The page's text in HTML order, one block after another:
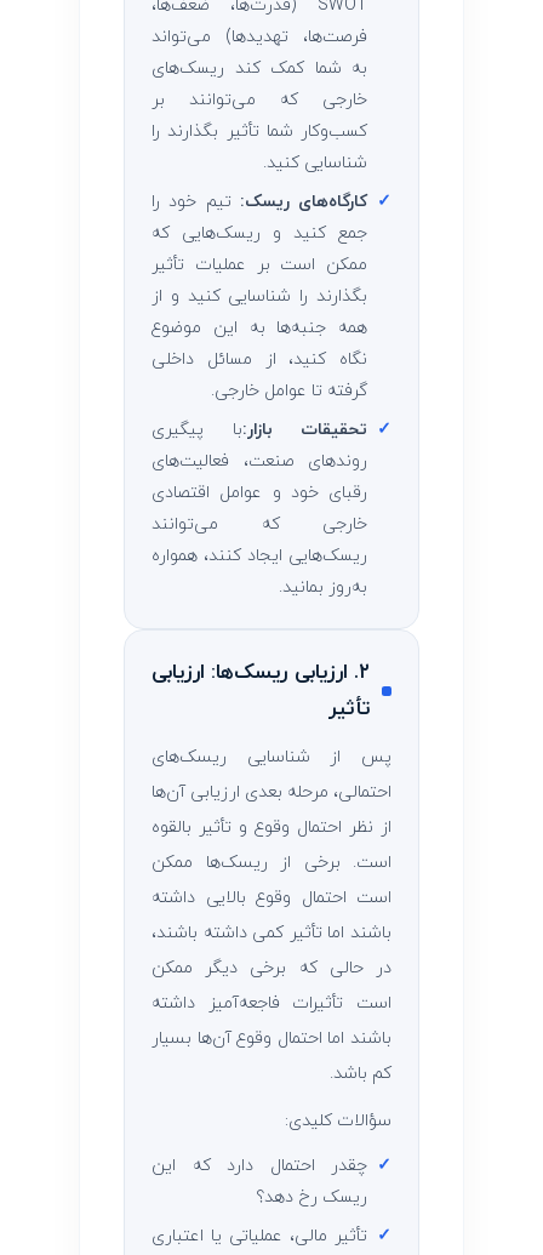
SWOT (قدرت‌ها، ضعف‌ها،
فرصت‌ها، تهدیدها) می‌تواند
به شما کمک کند ریسک‌های
خارجی که می‌توانند بر
کسب‌وکار شما تأثیر بگذارند را
شناسایی کنید.
✓ کارگاه‌های ریسک: تیم خود را
جمع کنید و ریسک‌هایی که
ممکن است بر عملیات تأثیر
بگذارند را شناسایی کنید و از
همه جنبه‌ها به این موضوع
نگاه کنید، از مسائل داخلی
گرفته تا عوامل خارجی.
✓ تحقیقات بازار:با پیگیری
روندهای صنعت، فعالیت‌های
رقبای خود و عوامل اقتصادی
خارجی که می‌توانند
ریسک‌هایی ایجاد کنند، همواره
به‌روز بمانید.
۲. ارزیابی ریسک‌ها: ارزیابی
تأثیر
پس از شناسایی ریسک‌های
احتمالی، مرحله بعدی ارزیابی آن‌ها
از نظر احتمال وقوع و تأثیر بالقوه
است. برخی از ریسک‌ها ممکن
است احتمال وقوع بالایی داشته
باشند اما تأثیر کمی داشته باشند،
در حالی که برخی دیگر ممکن
است تأثیرات فاجعه‌آمیز داشته
باشند اما احتمال وقوع آن‌ها بسیار
کم باشد.
سؤالات کلیدی:
✓ چقدر احتمال دارد که این
ریسک رخ دهد؟
✓ تأثیر مالی، عملیاتی یا اعتباری